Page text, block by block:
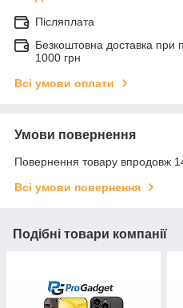
Післяплата
Безкоштовна доставка при
1000 грн
Всі умови оплати
Умови повернення
Повернення товару впродовж
Всі умови повернення
Подібні товари компанії